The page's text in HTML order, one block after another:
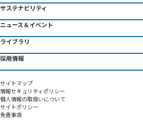
サステナビリティ
ニュース＆イベント
ライブラリ
採用情報
サイトマップ
情報セキュリティポリシー
個人情報の取扱いについて
サイトポリシー
免責事項